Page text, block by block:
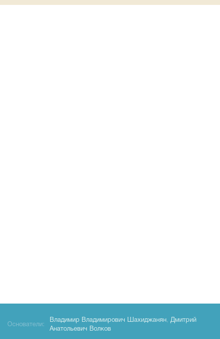
Основатели:
Владимир Владимирович Шахиджанян, Дмитрий
Анатольевич Волков